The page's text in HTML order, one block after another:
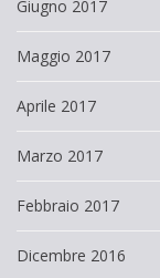
Giugno 2017
Maggio 2017
Aprile 2017
Marzo 2017
Febbraio 2017
Dicembre 2016